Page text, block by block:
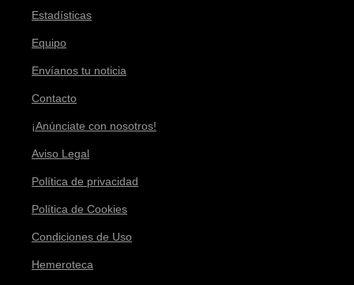
Estadísticas
Equipo
Envíanos tu noticia
Contacto
¡Anúnciate con nosotros!
Aviso Legal
Política de privacidad
Política de Cookies
Condiciones de Uso
Hemeroteca